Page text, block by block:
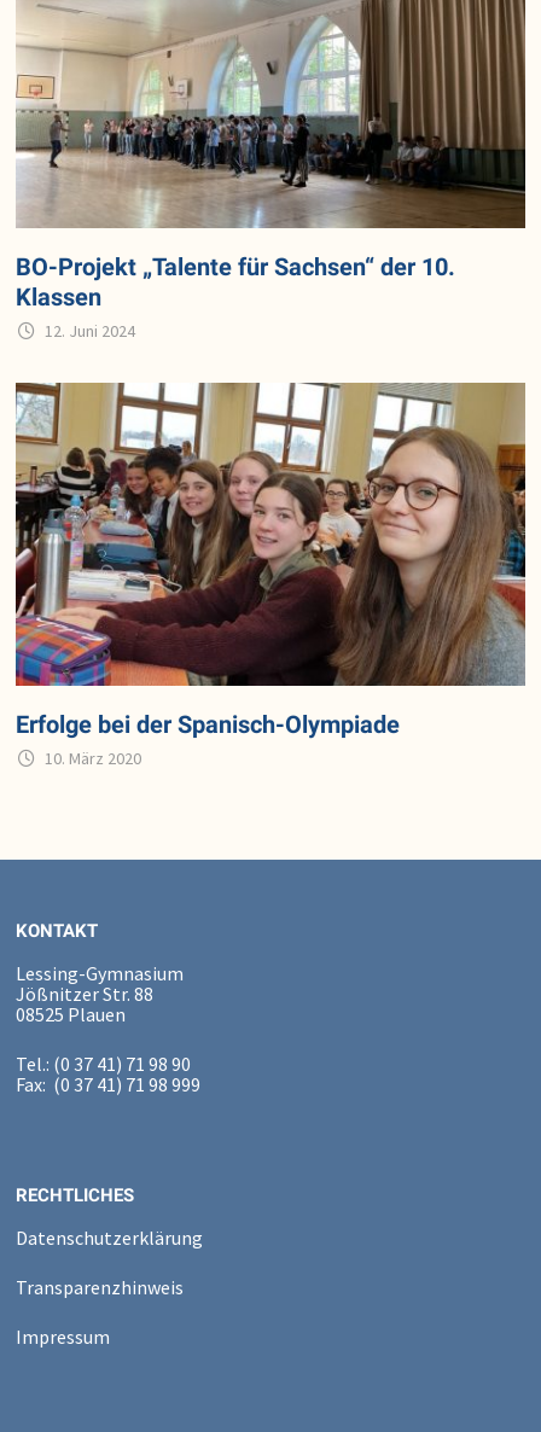
BO-Projekt „Talente für Sachsen“ der 10.
Klassen
12. Juni 2024
Erfolge bei der Spanisch-Olympiade
10. März 2020
KONTAKT
Lessing-Gymnasium
Jößnitzer Str. 88
08525 Plauen
Tel.: (0 37 41) 71 98 90
Fax: (0 37 41) 71 98 999
RECHTLICHES
Datenschutzerklärung
Transparenzhinweis
Impressum